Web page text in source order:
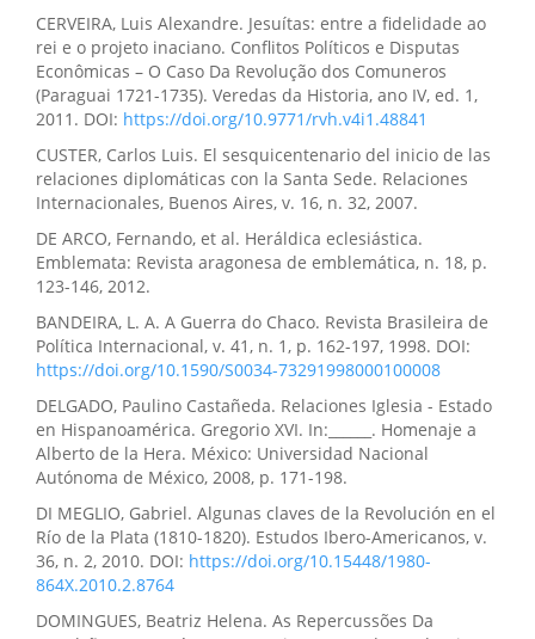
CERVEIRA, Luis Alexandre. Jesuítas: entre a fidelidade ao
rei e o projeto inaciano. Conflitos Políticos e Disputas
Econômicas – O Caso Da Revolução dos Comuneros
(Paraguai 1721-1735). Veredas da Historia, ano IV, ed. 1,
2011. DOI: https://doi.org/10.9771/rvh.v4i1.48841
CUSTER, Carlos Luis. El sesquicentenario del inicio de las
relaciones diplomáticas con la Santa Sede. Relaciones
Internacionales, Buenos Aires, v. 16, n. 32, 2007.
DE ARCO, Fernando, et al. Heráldica eclesiástica.
Emblemata: Revista aragonesa de emblemática, n. 18, p.
123-146, 2012.
BANDEIRA, L. A. A Guerra do Chaco. Revista Brasileira de
Política Internacional, v. 41, n. 1, p. 162-197, 1998. DOI:
https://doi.org/10.1590/S0034-73291998000100008
DELGADO, Paulino Castañeda. Relaciones Iglesia - Estado
en Hispanoamérica. Gregorio XVI. In:______. Homenaje a
Alberto de la Hera. México: Universidad Nacional
Autónoma de México, 2008, p. 171-198.
DI MEGLIO, Gabriel. Algunas claves de la Revolución en el
Río de la Plata (1810-1820). Estudos Ibero-Americanos, v.
36, n. 2, 2010. DOI: https://doi.org/10.15448/1980-
864X.2010.2.8764
DOMINGUES, Beatriz Helena. As Repercussões Da